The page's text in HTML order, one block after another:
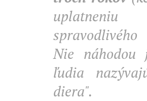
uplatneniu
Nie náhodou
ľudia
diera".